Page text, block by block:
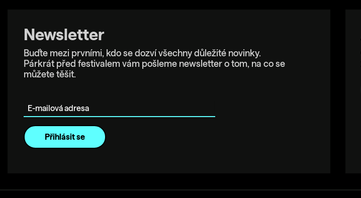
Newsletter
Buďte mezi prvními, kdo se dozví všechny důležité novinky.
Párkrát před festivalem vám pošleme newsletter o tom, na co se
můžete těšit.